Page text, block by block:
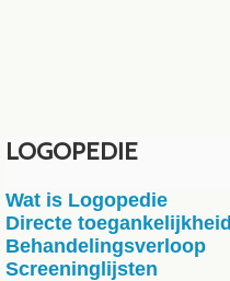
LOGOPEDIE
Wat is Logopedie
Directe toegankelijkheid
Behandelingsverloop
Screeninglijsten